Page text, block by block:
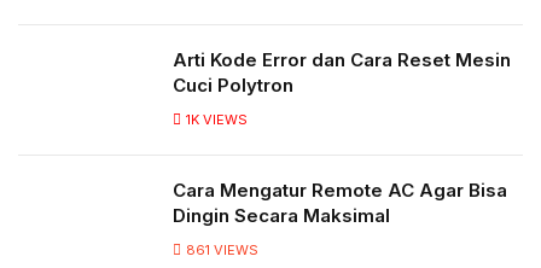
Arti Kode Error dan Cara Reset Mesin
Cuci Polytron
1K VIEWS
Cara Mengatur Remote AC Agar Bisa
Dingin Secara Maksimal
861 VIEWS